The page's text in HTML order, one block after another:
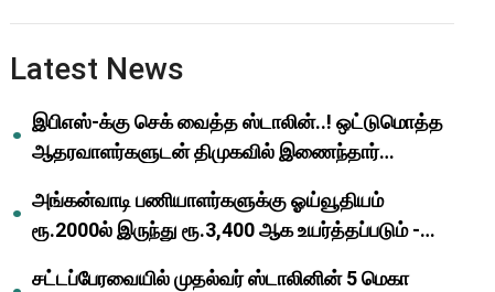
Latest News
இபிஎஸ்-க்கு செக் வைத்த ஸ்டாலின்..! ஒட்டுமொத்த
ஆதரவாளர்களுடன் திமுகவில் இணைந்தார்
அங்கன்வாடி பணியாளர்களுக்கு ஓய்வூதியம்
ரூ.2000ல் இருந்து ரூ.3,400 ஆக உயர்த்தப்படும் -
சட்டப்பேரவையில் முதல்வர் ஸ்டாலினின் 5 மெகா